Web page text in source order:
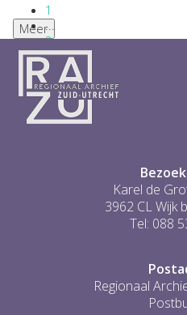
1
...
2
3
4
5
6
...
Meer
Karel de
3962 CL Wijk
Tel: 088
Regionaal